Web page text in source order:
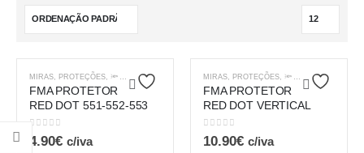
MIRAS PROTEÇÕES 🔦 ACESSÓRIOS
FMA PROTETOR
RED DOT 551-552-553
0out of 5
4.90€ c/iva
MIRAS PROTEÇÕES 🔦 ACESSÓRIOS
FMA PROTETOR
RED DOT VERTICAL
0 out of 5
10.90€ c/iva